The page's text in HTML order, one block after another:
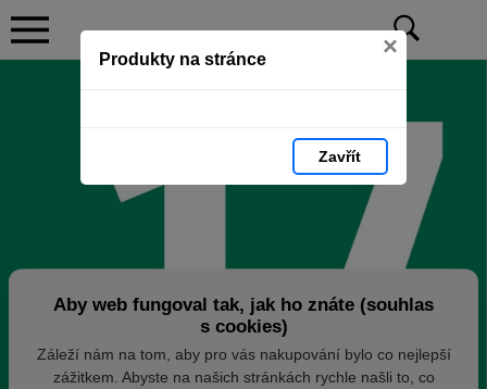
Produkty na stránce ×
Zavřít
Aby web fungoval tak, jak ho znáte (souhlas
s cookies)
Záleží nám na tom, aby pro vás nakupování bylo co nejlepší
zážitkem. Abyste na našich stránkách rychle našli to, co